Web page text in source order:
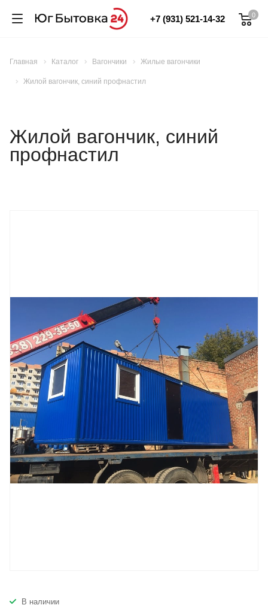
0
+7 (931) 521-14-32
Главная Каталог Вагончики Жилые вагончики
Жилой вагончик, синий профнастил
Жилой вагончик, синий
профнастил
В наличии